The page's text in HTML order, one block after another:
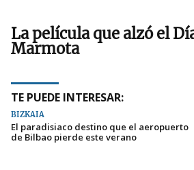
La película que alzó el
Marmota
TE PUEDE INTERESAR:
BIZKAIA
El paradisiaco destino que el aeropuerto
de Bilbao pierde este verano